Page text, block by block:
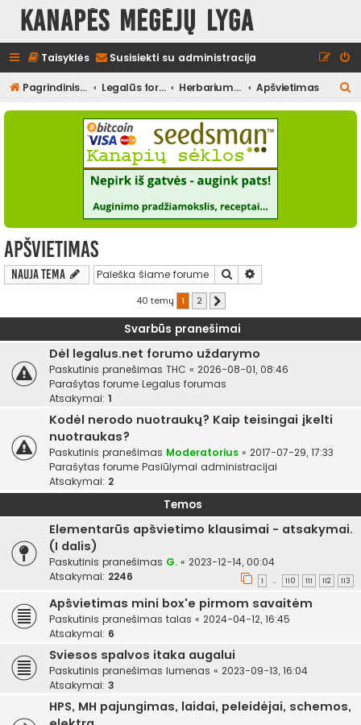
Kanapės mėgėjų lyga
Taisyklės Susisiekti su administracija
Pagrindinis diskusijų puslapis Legalūs forumai Herbariumas Apšvietimas
e
Apšvietimas
Nauja tema Ieškoti
40 temų 1 2
Svarbūs pranešimai
Dėl legalus.net forumo uždarymo
Paskutinis pranešimas THC « 2026-08-01, 08:46
Parašytas forume Legalus forumas
Atsakymai: 1
Kodėl nerodo nuotraukų? Kaip teisingai įkelti
nuotraukas?
Paskutinis pranešimas Moderatorius « 2017-07-29, 17:33
Parašytas forume Pasiūlymai administracijai
Atsakymai: 2
Temos
Elementarūs apšvietimo klausimai - atsakymai.
(I dalis)
Paskutinis pranešimas G. « 2023-12-14, 00:04
Atsakymai: 2246 1 … 110 111 112 113
Apšvietimas mini box'e pirmom savaitėm
Paskutinis pranešimas talas « 2024-04-12, 16:45
Atsakymai: 6
Sviesos spalvos itaka augalui
Paskutinis pranešimas lumenas « 2023-09-13, 16:04
Atsakymai: 3
HPS, MH pajungimas, laidai, peleidėjai, schemos,